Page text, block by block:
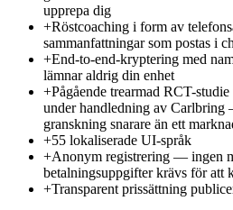
upprepa dig
+Röstcoaching i form av
sammanfattningar som postas i
+End-to-end-kryptering med
lämnar aldrig din enhet
+Pågående trearmad RCT-
under handledning av Carlbring
granskning snarare än ett
+55 lokaliserade UI-språk
+Anonym registrering — ingen
betalningsuppgifter krävs för att
+Transparent prissättning